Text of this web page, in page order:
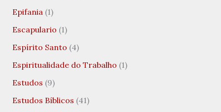
Epifania(1)
Escapulario (1)
Espírito Santo (4)
Espiritualidade do Trabalho (1)
Estudos (9)
Estudos Bíblicos (41)